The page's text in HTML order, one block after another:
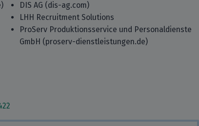
DIS AG (dis-ag.com)
LHH Recruitment Solutions
ProServ Produktionsservice und Personaldienste
GmbH (proserv-dienstleistungen.de)